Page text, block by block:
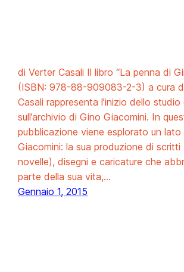
di Verter Casali Il libro “La penna di
(ISBN: 978-88-909083-2-3) a cura
Casali rappresenta l’inizio dello
sull’archivio di Gino Giacomini. In
pubblicazione viene esplorato un
Giacomini: la sua produzione di scritti
novelle), disegni e caricature che
parte della sua vita,…
Gennaio 1, 2015